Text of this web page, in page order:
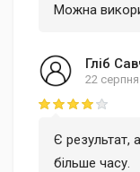
Можна
Гліб
22 серпня
Rating: 4 out of 5
Є результат,
більше часу.